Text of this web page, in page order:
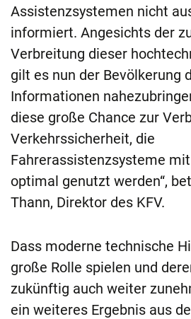
Assistenzsystemen nicht
informiert. Angesichts der
Verbreitung dieser
gilt es nun der Bevölkerung
Informationen
diese große Chance zur
Verkehrssicherheit, die
Fahrerassistenzsysteme
optimal genutzt werden“,
Thann, Direktor des KFV.
Dass moderne technische
große Rolle spielen und
zukünftig auch weiter
ein weiteres Ergebnis aus